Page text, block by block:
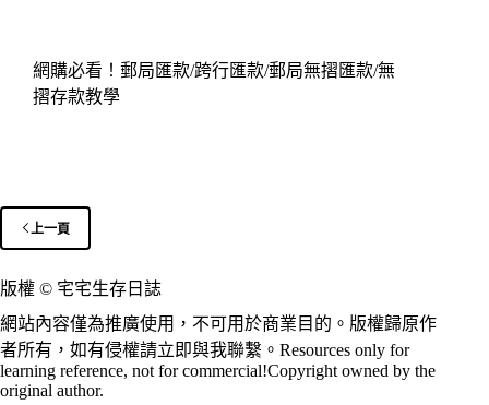
網購必看！郵局匯款/跨行匯款/郵局無摺匯款/無
摺存款教學
上一頁
版權 © 宅宅生存日誌
網站內容僅為推廣使用，不可用於商業目的。版權歸原作
者所有，如有侵權請立即與我聯繫。Resources only for
learning reference, not for commercial!Copyright owned by the
original author.